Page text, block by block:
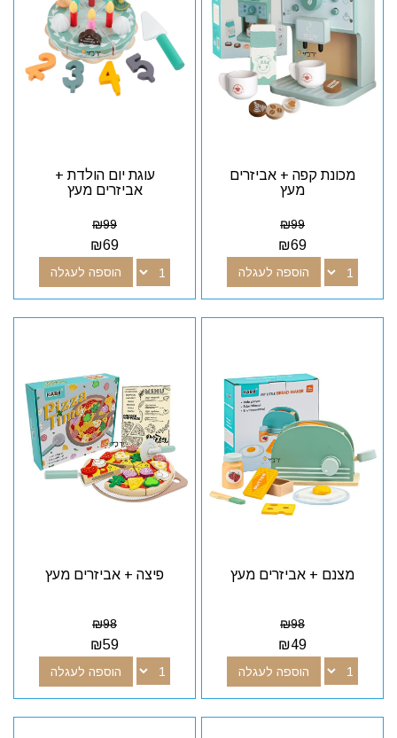
מכונת קפה + אביזרים
מעץ
₪99
₪69
הוספה לעגלה
עוגת יום הולדת +
אביזרים מעץ
₪99
₪69
הוספה לעגלה
מצנם + אביזרים מעץ
₪98
₪49
הוספה לעגלה
פיצה + אביזרים מעץ
₪98
₪59
הוספה לעגלה